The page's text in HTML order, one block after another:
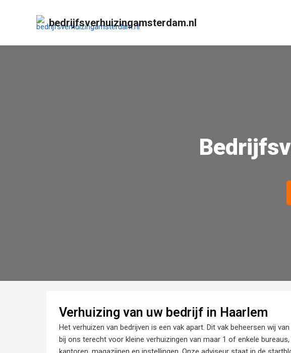
bedrijfsverhuizingamsterdam.nl
Verhuizing van uw bedrijf in Haarlem
Het verhuizen van bedrijven is een vak apart. Dit vak beheersen wij
bij ons terecht voor kleine verhuizingen van maar 1 of enkele